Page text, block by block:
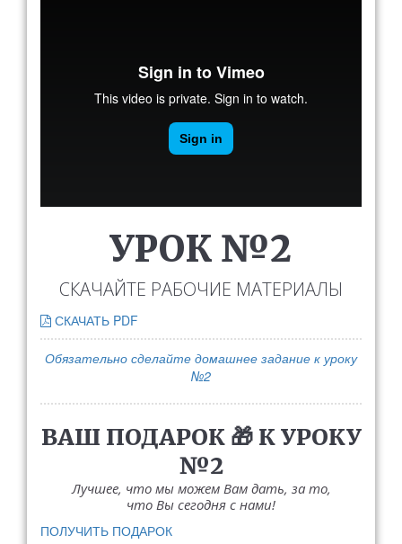
УРОК №2
СКАЧАЙТЕ РАБОЧИЕ МАТЕРИАЛЫ
СКАЧАТЬ PDF
Обязательно сделайте домашнее задание к уроку
№2
ВАШ ПОДАРОК 🎁 К УРОКУ
№2
Лучшее, что мы можем Вам дать, за то,
что Вы сегодня с нами!
ПОЛУЧИТЬ ПОДАРОК